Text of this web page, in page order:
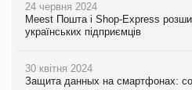
24 червня 2024
Meest Пошта і Shop-Express
українських підприємців
30 квітня 2024
Защита данных на смартфонах: